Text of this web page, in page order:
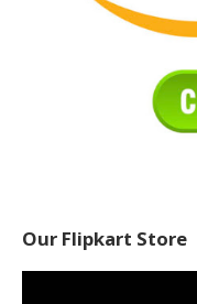
Our Flipkart Store